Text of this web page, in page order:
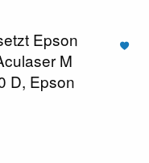
Epson
M
D, Epson